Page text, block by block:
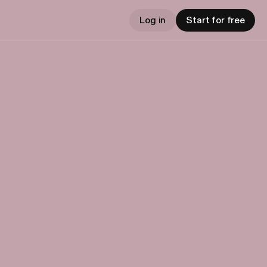
Log in Start for free